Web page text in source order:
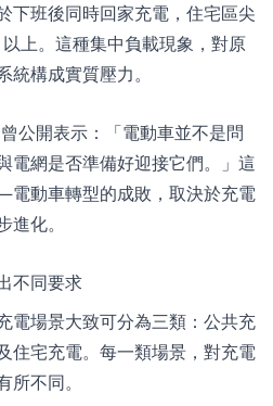
下班後同時回家充電，住宅區尖
上。這種集中負載現象，對原
構成實質壓力。
公開表示：「電動車並不是問
電網是否準備好迎接它們。」這
動車轉型的成敗，取決於充電
化。
不同要求
電場景大致可分為三類：公共充
住宅充電。每一類場景，對充電
不同。